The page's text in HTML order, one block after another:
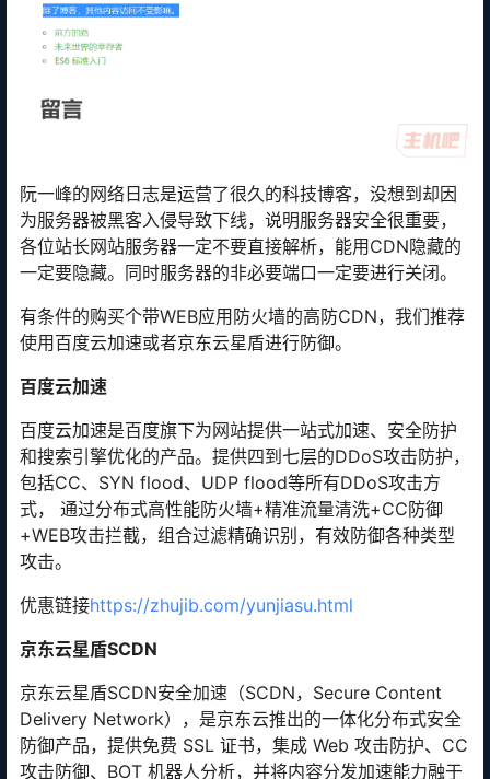
阮一峰的网络日志是运营了很久的科技博客，没想到却因
为服务器被黑客入侵导致下线，说明服务器安全很重要，
各位站长网站服务器一定不要直接解析，能用CDN隐藏的
一定要隐藏。同时服务器的非必要端口一定要进行关闭。
有条件的购买个带WEB应用防火墙的高防CDN，我们推荐
使用百度云加速或者京东云星盾进行防御。
百度云加速
百度云加速是百度旗下为网站提供一站式加速、安全防护
和搜索引擎优化的产品。提供四到七层的DDoS攻击防护，
包括CC、SYN flood、UDP flood等所有DDoS攻击方
式， 通过分布式高性能防火墙+精准流量清洗+CC防御
+WEB攻击拦截，组合过滤精确识别，有效防御各种类型
攻击。
优惠链接https://zhujib.com/yunjiasu.html
京东云星盾SCDN
京东云星盾SCDN安全加速（SCDN，Secure Content
Delivery Network），是京东云推出的一体化分布式安全
防御产品，提供免费 SSL 证书，集成 Web 攻击防护、CC
攻击防御、BOT 机器人分析，并将内容分发加速能力融于